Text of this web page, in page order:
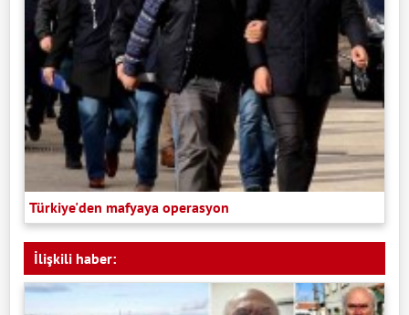
Türkiye'den mafyaya operasyon
İlişkili haber: